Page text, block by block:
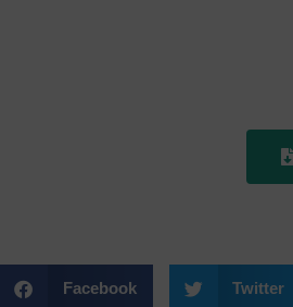
Facebook Twitter